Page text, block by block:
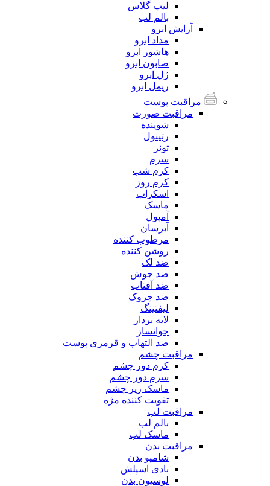
لیپ گلاس
بالم لب
آرایش ابرو
مداد ابرو
هاشور ابرو
صابون ابرو
ژل ابرو
ریمل ابرو
مراقبت پوست
مراقبت صورت
شوینده
رتینول
تونر
سرم
کرم شب
کرم روز
اسکراپ
ماسک
آمپول
آبرسان
مرطوب کننده
روشن کننده
ضد لک
ضد جوش
ضد آفتاب
ضد چروک
لیفتینگ
لایه بردار
جوانساز
ضد التهاب و قرمزی پوست
مراقبت چشم
کرم دور چشم
سرم دور چشم
ماسک زیر چشم
تقویت کننده مژه
مراقبت لب
بالم لب
ماسک لب
مراقبت بدن
شامپو بدن
بادی اسپلش
لوسیون بدن